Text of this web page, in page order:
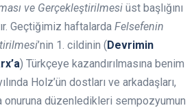
ve Gerçekleştirilmesi üst başlığını
Geçtiğimiz haftalarda Felsefenin
’nin 1. cildinin (Devrimin
) Türkçeye kazandırılmasına benim
Holz’ün dostları ve arkadaşları,
onuruna düzenledikleri sempozyumun